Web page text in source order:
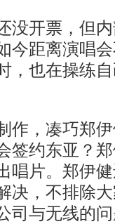
开票，但内
今距离演唱
，也在操练
，凑巧郑伊
签约东亚？
唱片。郑伊
决，不排除
司与无线的